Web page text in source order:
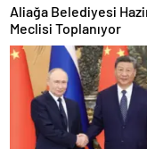
Aliağa Belediyesi
Meclisi Toplanıyor